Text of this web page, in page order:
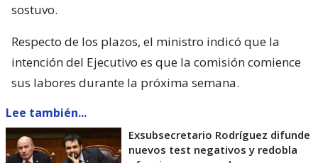
sostuvo.
Respecto de los plazos, el ministro indicó que la
intención del Ejecutivo es que la comisión comience
sus labores durante la próxima semana.
Lee también...
Exsubsecretario Rodríguez difunde
nuevos test negativos y redobla